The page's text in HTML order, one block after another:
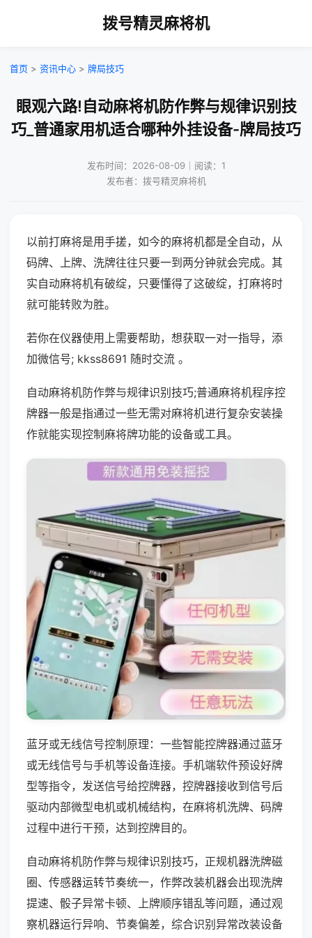
拨号精灵麻将机
首页 > 资讯中心 > 牌局技巧
眼观六路!自动麻将机防作弊与规律识别技
巧_普通家用机适合哪种外挂设备-牌局技巧
发布时间：2026-08-09｜阅读：1
发布者：拨号精灵麻将机
以前打麻将是用手搓，如今的麻将机都是全自动，从
码牌、上牌、洗牌往往只要一到两分钟就会完成。其
实自动麻将机有破绽，只要懂得了这破绽，打麻将时
就可能转败为胜。
若你在仪器使用上需要帮助，想获取一对一指导，添
加微信号; kkss8691 随时交流 。
自动麻将机防作弊与规律识别技巧;普通麻将机程序控
牌器一般是指通过一些无需对麻将机进行复杂安装操
作就能实现控制麻将牌功能的设备或工具。
蓝牙或无线信号控制原理：一些智能控牌器通过蓝牙
或无线信号与手机等设备连接。手机端软件预设好牌
型等指令，发送信号给控牌器，控牌器接收到信号后
驱动内部微型电机或机械结构，在麻将机洗牌、码牌
过程中进行干预，达到控牌目的。
自动麻将机防作弊与规律识别技巧，正规机器洗牌磁
圈、传感器运转节奏统一，作弊改装机器会出现洗牌
提速、骰子异常卡顿、上牌顺序错乱等问题，通过观
察机器运行异响、节奏偏差，综合识别异常改装设备